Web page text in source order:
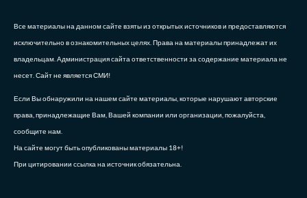
Все материалы на данном сайте взяты из открытых источников и предоставляются
исключительно в ознакомительных целях. Права на материалы принадлежат их
владельцам. Администрация сайта ответственности за содержание материала не
несет. Сайт не является СМИ!
Если Вы обнаружили на нашем сайте материалы, которые нарушают авторские
права, принадлежащие Вам, Вашей компании или организации, пожалуйста,
сообщите нам.
На сайте могут быть опубликованы материалы 18+!
При цитировании ссылка на источник обязательна.